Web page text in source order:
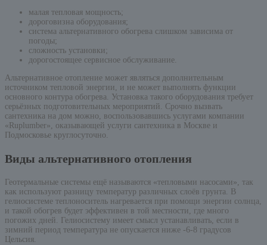
малая тепловая мощность;
дороговизна оборудования;
система альтернативного обогрева слишком зависима от
погоды;
сложность установки;
дорогостоящее сервисное обслуживание.
Альтернативное отопление может являться дополнительным
источником тепловой энергии, и не может выполнять функции
основного контура обогрева. Установка такого оборудования требует
серьёзных подготовительных мероприятий. Срочно вызвать
сантехника на дом можно, воспользовавшись услугами компании
«Ruplumber», оказывающей услуги сантехника в Москве и
Подмосковье круглосуточно.
Виды альтернативного отопления
Геотермальные системы ещё называются «тепловыми насосами», так
как используют разницу температур различных слоёв грунта. В
гелиосистеме теплоноситель нагревается при помощи энергии солнца,
и такой обогрев будет эффективен в той местности, где много
погожих дней. Гелиосистему имеет смысл устанавливать, если в
зимний период температура не опускается ниже -6-8 градусов
Цельсия.